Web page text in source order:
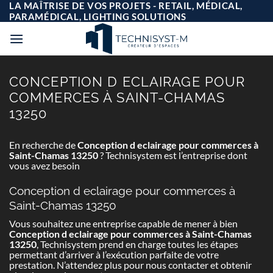
Passer
au
contenu
LA MAÎTRISE DE VOS PROJETS - RETAIL, MÉDICAL,
PARAMÉDICAL, LIGHTING SOLUTIONS
CONCEPTION D ECLAIRAGE POUR
COMMERCES À SAINT-CHAMAS
13250
En recherche deConception d eclairage pour commerces à
Saint-Chamas 13250? Technisystem est l’entreprise dont
vous avez besoin
Conception d eclairage pour commerces à
Saint-Chamas 13250
Vous souhaitez une entreprise capable de mener à bien
Conception d eclairage pour commerces à Saint-Chamas
13250, Technisystem prend en charge toutes les étapes
permettant d’arriver à l’exécution parfaite de votre
prestation. N’attendez plus pour nous contacter et obtenir